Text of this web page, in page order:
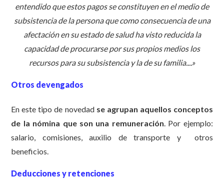
entendido que estos pagos se constituyen en el medio de
subsistencia de la persona que como consecuencia de una
afectación en su estado de salud ha visto reducida la
capacidad de procurarse por sus propios medios los
recursos para su subsistencia y la de su familia....»
Otros devengados
En este tipo de novedad se agrupan aquellos conceptos
de la nómina que son una remuneración. Por ejemplo:
salario, comisiones, auxilio de transporte y otros
beneficios.
Deducciones y retenciones